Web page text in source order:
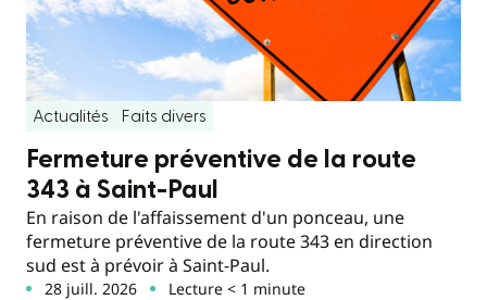
Actualités Faits divers
Fermeture préventive de la route
343 à Saint-Paul
En raison de l'affaissement d'un ponceau, une
fermeture préventive de la route 343 en direction
sud est à prévoir à Saint-Paul.
28 juill. 2026 Lecture < 1 minute